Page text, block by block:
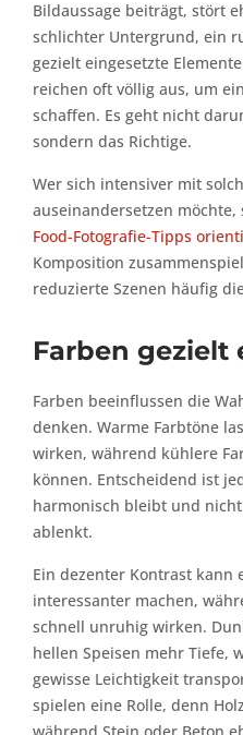
Bildaussage beiträgt, stört
schlichter Untergrund, ein
gezielt eingesetzte
reichen oft völlig aus, um
schaffen. Es geht nicht
sondern das Richtige.
Wer sich intensiver mit
auseinandersetzen
Food-Fotografie-Tipps
Komposition
reduzierte Szenen häufig
Farben gezielt
Farben beeinflussen die
denken. Warme Farbtöne
wirken, während kühlere
können. Entscheidend ist
harmonisch bleibt und
ablenkt.
Ein dezenter Kontrast kann
interessanter machen,
schnell unruhig wirken.
hellen Speisen mehr Tiefe,
gewisse Leichtigkeit
spielen eine Rolle, denn